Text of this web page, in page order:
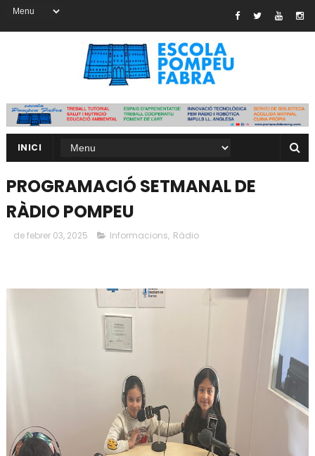
INICI
PROGRAMACIÓ SETMANAL DE
RÀDIO POMPEU
de febrer 03, 2025 Informacions, Ràdio